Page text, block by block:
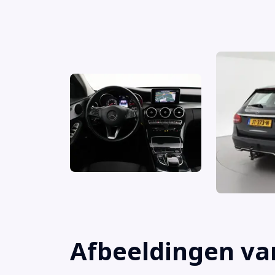
Avantgarde Interieur
Bandenspanningscontrolesysteem
Bestuurdersairbag
Binnen/buitensp. aut. dimmend
Bluetooth telefoonvoorbereiding
Afbeeldingen